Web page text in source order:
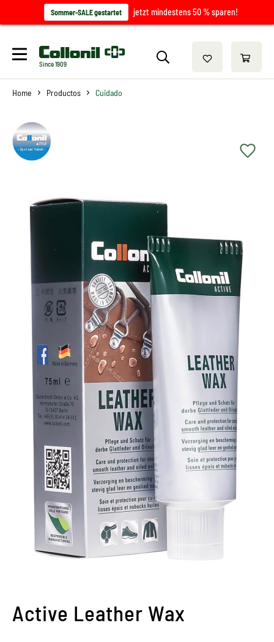
Sommer-SALE gestartet jetzt mindestens 50 % sparen!
Since 1909
Home Productos Cuidado
Active Leather Wax